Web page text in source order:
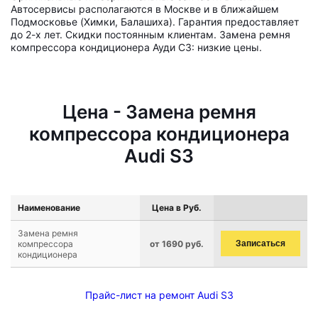
Автосервисы располагаются в Москве и в ближайшем
Подмосковье (Химки, Балашиха). Гарантия предоставляет
до 2-х лет. Скидки постоянным клиентам. Замена ремня
компрессора кондиционера Ауди С3: низкие цены.
Цена - Замена ремня
компрессора кондиционера
Audi S3
Наименование Цена в Руб.
Замена ремня
компрессора
кондиционера
от 1690 руб. Записаться
Прайс-лист на ремонт Audi S3